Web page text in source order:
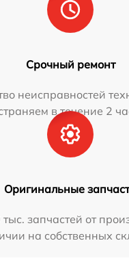
Срочный ремонт
неисправностей
в течение 2
Оригинальные
запчастей от
на собственных